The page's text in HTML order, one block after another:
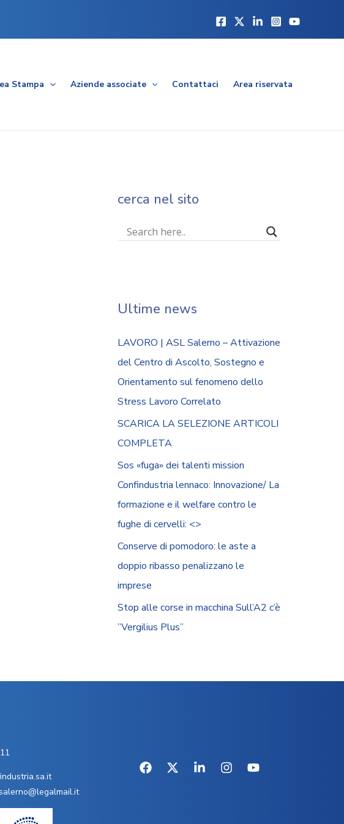
Stampa Aziende associate Contattaci Area riservata
cerca nel sito
Ultime news
LAVORO | ASL Salerno – Attivazione
del Centro di Ascolto, Sostegno e
Orientamento sul fenomeno dello
Stress Lavoro Correlato
SCARICA LA SELEZIONE ARTICOLI
COMPLETA
Sos «fuga» dei talenti mission
Confindustria lennaco: Innovazione/ La
formazione e il welfare contro le
fughe di cervelli: <>
Conserve di pomodoro: le aste a
doppio ribasso penalizzano le
imprese
Stop alle corse in macchina Sull’A2 c’è
”Vergilius Plus”